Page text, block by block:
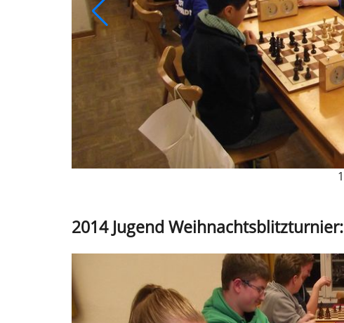
1
2014 Jugend Weihnachtsblitzturnier: